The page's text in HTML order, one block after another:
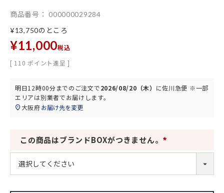
商品番号
000000029284
¥13,750のところ
¥11,000税込
[ 110 ポイント進呈 ]
明日12時00分までのご注文で2026/08/20（木） に佐川急便 ※一部
エリアは別業者でお届けします。
大阪府お届け先を変更
この商品はブランドBOXがつきません。